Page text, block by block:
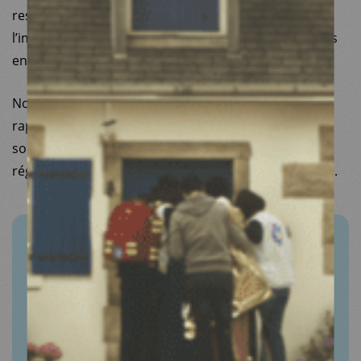
responsables politiques prennent la mesure de
l’importance de pérenniser un système de santé sans
entrave.
Nous espérons que les éléments contenus dans ce
rapport de l’observatoire de l’accès aux droits et aux
soins permettront une inflexion des politiques
régressives à l’égard des populations les plus fragiles.
PUBLICATION
Observatoire de l'accès aux droits et aux